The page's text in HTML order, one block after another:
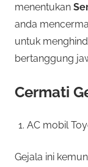
menentukan
anda
untuk
bertanggung
Cermati
AC mobil
Gejala ini